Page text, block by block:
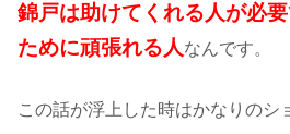
錦戸は助けてくれる人が必
ために頑張れる人 なんです。
この話が浮上した時はかなりのシ